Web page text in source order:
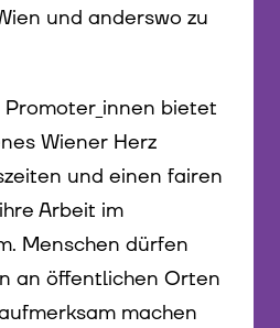
und anderswo zu
bietet
Wiener Herz
und einen fairen
Arbeit im
Menschen dürfen
an öffentlichen Orten
machen